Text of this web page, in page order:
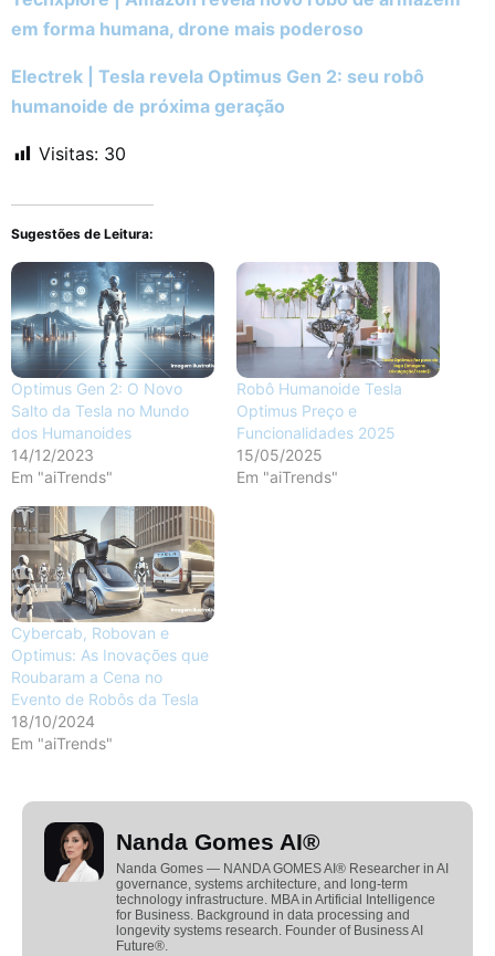
em forma humana, drone mais poderoso
Electrek | Tesla revela Optimus Gen 2: seu robô
humanoide de próxima geração
Visitas: 30
Sugestões de Leitura:
Optimus Gen 2: O Novo
Salto da Tesla no Mundo
dos Humanoides
14/12/2023
Em "aiTrends"
Robô Humanoide Tesla
Optimus Preço e
Funcionalidades 2025
15/05/2025
Em "aiTrends"
Cybercab, Robovan e
Optimus: As Inovações que
Roubaram a Cena no
Evento de Robôs da Tesla
18/10/2024
Em "aiTrends"
Nanda Gomes AI®
Nanda Gomes — NANDA GOMES AI® Researcher in AI
governance, systems architecture, and long-term
technology infrastructure. MBA in Artificial Intelligence
for Business. Background in data processing and
longevity systems research. Founder of Business AI
Future®.